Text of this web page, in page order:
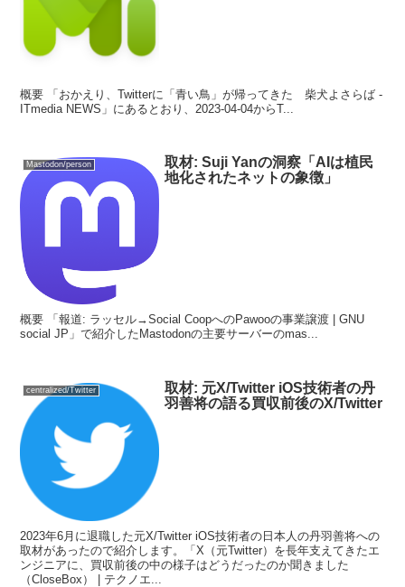
概要 「おかえり、Twitterに「青い鳥」が帰ってきた 柴犬よさらば -
ITmedia NEWS」にあるとおり、2023-04-04からT...
Mastodon/person
取材: Suji Yanの洞察「AIは植民
地化されたネットの象徴」
概要 「報道: ラッセル→Social CoopへのPawooの事業譲渡 | GNU
social JP」で紹介したMastodonの主要サーバーのmas...
centralized/Twitter
取材: 元X/Twitter iOS技術者の丹
羽善将の語る買収前後のX/Twitter
2023年6月に退職した元X/Twitter iOS技術者の日本人の丹羽善将への
取材があったので紹介します。「X（元Twitter）を長年支えてきたエ
ンジニアに、買収前後の中の様子はどうだったのか聞きました
（CloseBox） | テクノエ...